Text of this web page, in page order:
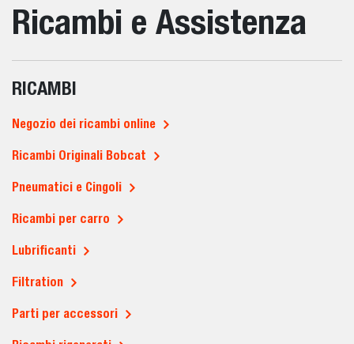
Ricambi e Assistenza
RICAMBI
Negozio dei ricambi online
Ricambi Originali Bobcat
Pneumatici e Cingoli
Ricambi per carro
Lubrificanti
Filtration
Parti per accessori